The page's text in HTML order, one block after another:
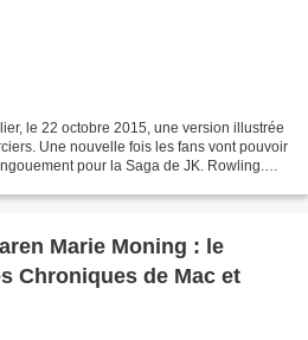
le 22 octobre 2015, une version illustrée
Une nouvelle fois les fans vont pouvoir
pour la Saga de JK. Rowling.
Marie Moning : le
Chroniques de Mac et